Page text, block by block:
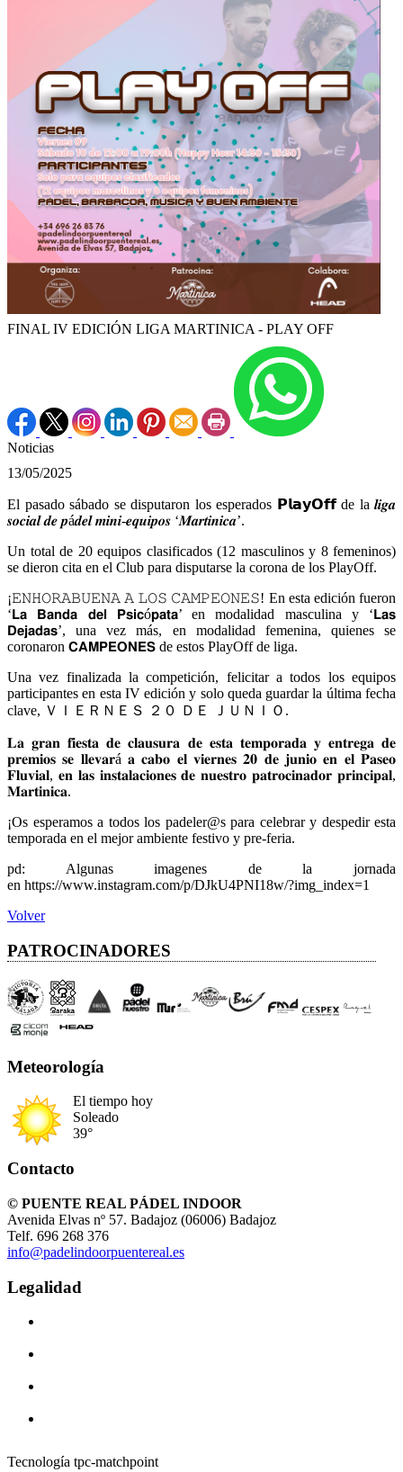
FINAL IV EDICIÓN LIGA MARTINICA - PLAY OFF
Noticias
13/05/2025
El pasado sábado se disputaron los esperados 𝗣𝗹𝗮𝘆𝗢𝗳𝗳 de la 𝒍𝒊𝒈𝒂
𝒔𝒐𝒄𝒊𝒂𝒍 𝒅𝒆 𝒑á𝒅𝒆𝒍 𝒎𝒊𝒏𝒊-𝒆𝒒𝒖𝒊𝒑𝒐𝒔 ‘𝑴𝒂𝒓𝒕𝒊𝒏𝒊𝒄𝒂’.
Un total de 20 equipos clasificados (12 masculinos y 8 femeninos)
se dieron cita en el Club para disputarse la corona de los PlayOff.
¡𝙴𝙽𝙷𝙾𝚁𝙰𝙱𝚄𝙴𝙽𝙰 𝙰 𝙻𝙾𝚂 𝙲𝙰𝙼𝙿𝙴𝙾𝙽𝙴𝚂! En esta edición fueron
‘𝗟𝗮 𝗕𝗮𝗻𝗱𝗮 𝗱𝗲𝗹 𝗣𝘀𝗶𝗰ó𝗽𝗮𝘁𝗮’ en modalidad masculina y ‘𝗟𝗮𝘀
𝗗𝗲𝗷𝗮𝗱𝗮𝘀’, una vez más, en modalidad femenina, quienes se
coronaron 𝗖𝗔𝗠𝗣𝗘𝗢𝗡𝗘𝗦 de estos PlayOff de liga.
Una vez finalizada la competición, felicitar a todos los equipos
participantes en esta IV edición y solo queda guardar la última fecha
clave, ＶＩＥＲＮＥＳ ２０ ＤＥ ＪＵＮＩＯ.
𝐋𝐚 𝐠𝐫𝐚𝐧 𝐟𝐢𝐞𝐬𝐭𝐚 𝐝𝐞 𝐜𝐥𝐚𝐮𝐬𝐮𝐫𝐚 𝐝𝐞 𝐞𝐬𝐭𝐚 𝐭𝐞𝐦𝐩𝐨𝐫𝐚𝐝𝐚 𝐲 𝐞𝐧𝐭𝐫𝐞𝐠𝐚 𝐝𝐞
𝐩𝐫𝐞𝐦𝐢𝐨𝐬 𝐬𝐞 𝐥𝐥𝐞𝐯𝐚𝐫á 𝐚 𝐜𝐚𝐛𝐨 𝐞𝐥 𝐯𝐢𝐞𝐫𝐧𝐞𝐬 𝟐𝟎 𝐝𝐞 𝐣𝐮𝐧𝐢𝐨 𝐞𝐧 𝐞𝐥 𝐏𝐚𝐬𝐞𝐨
𝐅𝐥𝐮𝐯𝐢𝐚𝐥, 𝐞𝐧 𝐥𝐚𝐬 𝐢𝐧𝐬𝐭𝐚𝐥𝐚𝐜𝐢𝐨𝐧𝐞𝐬 𝐝𝐞 𝐧𝐮𝐞𝐬𝐭𝐫𝐨 𝐩𝐚𝐭𝐫𝐨𝐜𝐢𝐧𝐚𝐝𝐨𝐫 𝐩𝐫𝐢𝐧𝐜𝐢𝐩𝐚𝐥,
𝐌𝐚𝐫𝐭𝐢𝐧𝐢𝐜𝐚.
¡Os esperamos a todos los padeler@s para celebrar y despedir esta
temporada en el mejor ambiente festivo y pre-feria.
pd: Algunas imagenes de la jornada
en https://www.instagram.com/p/DJkU4PNI18w/?img_index=1
Volver
PATROCINADORES
Meteorología
El tiempo hoy
Soleado
39°
Contacto
© PUENTE REAL PÁDEL INDOOR
Avenida Elvas nº 57. Badajoz (06006) Badajoz
Telf. 696 268 376
info@padelindoorpuentereal.es
Legalidad
Tecnología tpc-matchpoint